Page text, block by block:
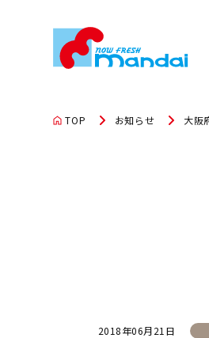
TOP お知らせ 大阪
2018年06月21日